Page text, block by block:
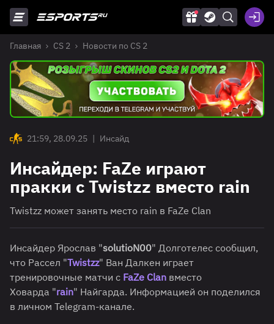
Главная CS 2 Новости по CS 2
21:59, 28.09.25 | Инсайд
Инсайдер: FaZe играют
пракки с Twistzz вместо rain
Twistzz может занять место rain в FaZe Clan
Инсайдер Ярослав "solutioN00" Долготелес сообщил,
что Рассел "Twistzz" Ван Далкен играет
тренировочные матчи с FaZe Clan вместо
Ховарда "rain" Найгарда. Информацией он поделился
в личном Telegram-канале.